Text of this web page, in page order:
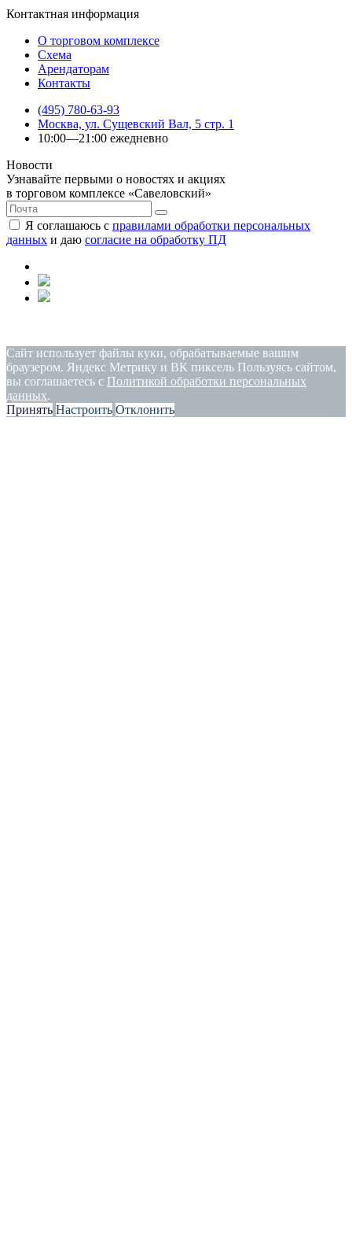
Контактная информация
О торговом комплексе
Схема
Арендаторам
Контакты
(495) 780-63-93
Москва, ул. Сущевский Вал, 5 стр. 1
10:00—21:00 ежедневно
Новости
Узнавайте первыми о новостях и акциях
в торговом комплексе «Савеловский»
Я соглашаюсь с правилами обработки персональных
данных и даю согласие на обработку ПД
Сайт использует файлы куки, обрабатываемые вашим
браузером. Яндекс Метрику и ВК пиксель Пользуясь сайтом,
вы соглашаетесь с Политикой обработки персональных
данных.
Принять Настроить Отклонить